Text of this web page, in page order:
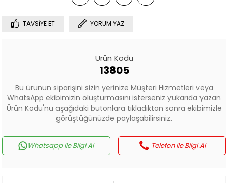
TAVSIYE ET YORUM YAZ
Ürün Kodu
13805
Bu ürünün siparişini sizin yerinize Müşteri Hizmetleri veya
WhatsApp ekibimizin oluşturmasını isterseniz yukarıda yazan
Ürün Kodu'nu aşağıdaki butonlara tıkladıktan sonra ekibimizle
görüştüğünüzde paylaşabilirsiniz.
Whatsapp ile Bilgi Al Telefon ile Bilgi Al